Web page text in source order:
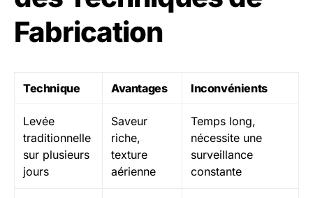
Fabrication
Technique Avantages Inconvénients
Levée
traditionnelle
sur plusieurs
jours
Saveur
riche,
texture
aérienne
Temps long,
nécessite une
surveillance
constante